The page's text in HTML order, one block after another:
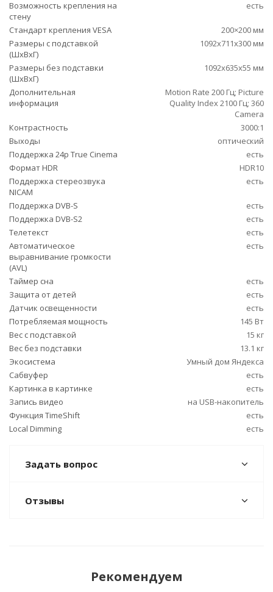
Возможность крепления на
стену
есть
Стандарт крепления VESA
200×200 мм
Размеры с подставкой
(ШxВxГ)
1092x711x300 мм
Размеры без подставки
(ШxВxГ)
1092x635x55 мм
Дополнительная
информация
Motion Rate 200 Гц; Picture
Quality Index 2100 Гц; 360
Camera
Контрастность
3000:1
Выходы
оптический
Поддержка 24p True Cinema
есть
Формат HDR
HDR10
Поддержка стереозвука
NICAM
есть
Поддержка DVB-S
есть
Поддержка DVB-S2
есть
Телетекст
есть
Автоматическое
выравнивание громкости
(AVL)
есть
Таймер сна
есть
Защита от детей
есть
Датчик освещенности
есть
Потребляемая мощность
145 Вт
Вес с подставкой
15 кг
Вес без подставки
13.1 кг
Экосистема
Умный дом Яндекса
Сабвуфер
есть
Картинка в картинке
есть
Запись видео
на USB-накопитель
Функция TimeShift
есть
Local Dimming
есть
Задать вопрос
Отзывы
Рекомендуем